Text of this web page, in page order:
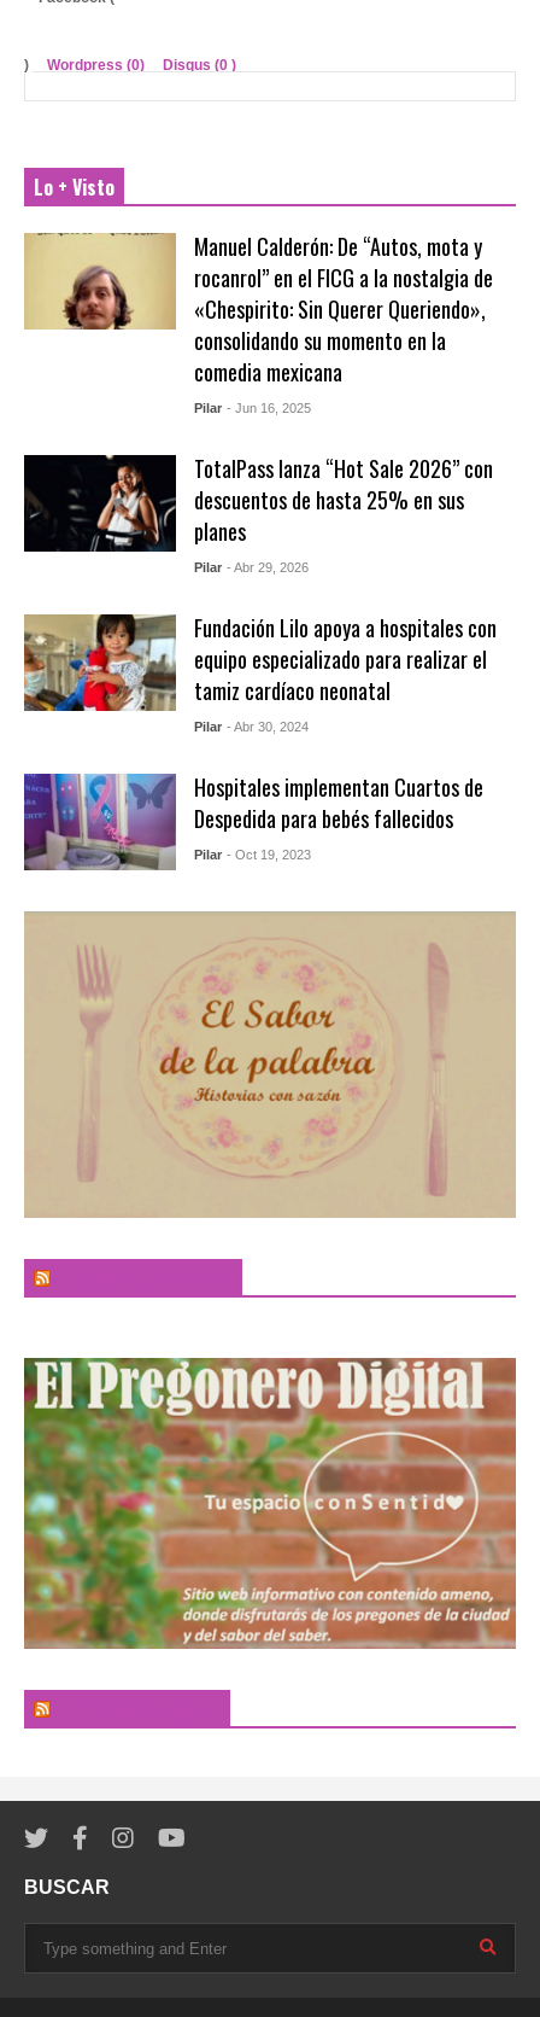
) Wordpress (0) Disqus (0 )
Lo + Visto
Manuel Calderón: De “Autos, mota y
rocanrol” en el FICG a la nostalgia de
«Chespirito: Sin Querer Queriendo»,
consolidando su momento en la
comedia mexicana
Pilar - Jun 16, 2025
TotalPass lanza “Hot Sale 2026” con
descuentos de hasta 25% en sus
planes
Pilar - Abr 29, 2026
Fundación Lilo apoya a hospitales con
equipo especializado para realizar el
tamiz cardíaco neonatal
Pilar - Abr 30, 2024
Hospitales implementan Cuartos de
Despedida para bebés fallecidos
Pilar - Oct 19, 2023
BUSCAR